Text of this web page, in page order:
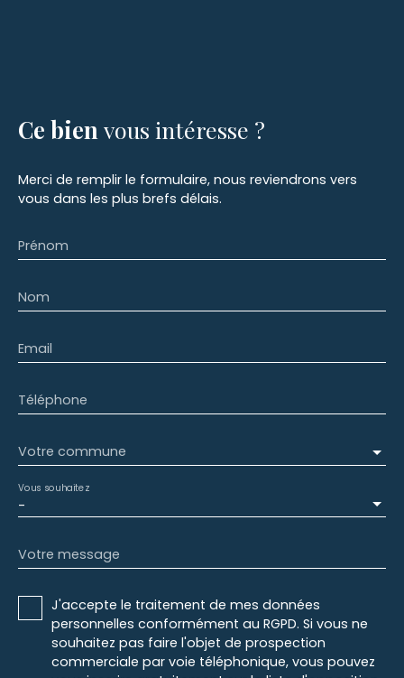
Ce bien vous intéresse ?
Merci de remplir le formulaire, nous reviendrons vers
vous dans les plus brefs délais.
Prénom
Nom
Email
Téléphone
Votre commune
-
Vous souhaitez
Votre message
J'accepte le traitement de mes données
personnelles conformément au RGPD. Si vous ne
souhaitez pas faire l'objet de prospection
commerciale par voie téléphonique, vous pouvez